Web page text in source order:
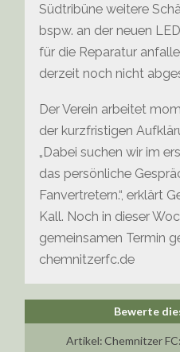
Südtribüne weitere
bspw. an der neuen
für die Reparatur
derzeit noch nicht
Der Verein arbeitet
der kurzfristigen
„Dabei suchen wir im
das persönliche
Fanvertretern.“, erklärt
Kall. Noch in dieser
gemeinsamen Termin
chemnitzerfc.de
Artikel:Chemnitzer